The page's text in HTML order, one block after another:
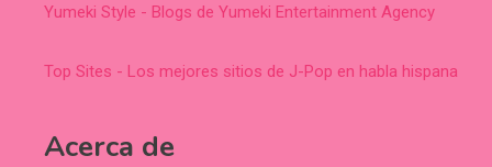
Yumeki Style - Blogs de Yumeki Entertainment Agency
Top Sites - Los mejores sitios de J-Pop en habla hispana
Acerca de